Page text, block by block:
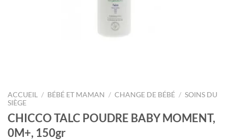
ACCUEIL / BÉBÉ ET MAMAN / CHANGE DE BÉBÉ / SOINS DU
SIÈGE
CHICCO TALC POUDRE BABY MOMENT,
0M+, 150gr